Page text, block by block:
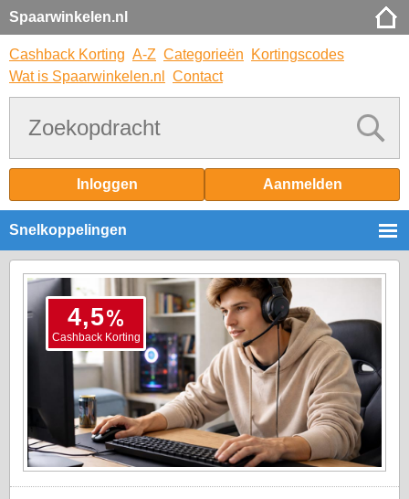
Spaarwinkelen.nl
Cashback Korting A-Z Categorieën
Kortingscodes
Wat is Spaarwinkelen.nl
Contact
Inloggen Aanmelden
Snelkoppelingen
4,5%
Cashback Korting